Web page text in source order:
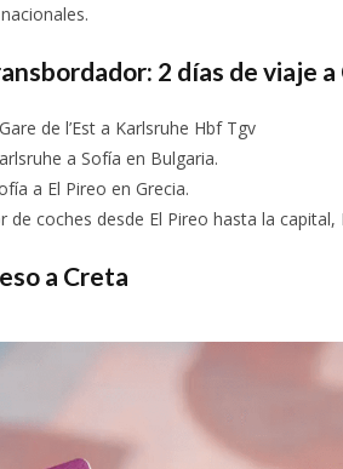
2 días de viaje a
de l’Est a Karlsruhe Hbf Tgv
a Sofía en Bulgaria.
a El Pireo en Grecia.
coches desde El Pireo hasta la capital,
a Creta